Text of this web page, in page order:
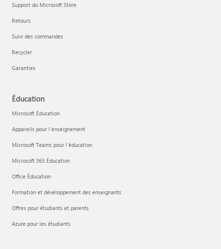
Support du Microsoft Store
Retours
Suivi des commandes
Recycler
Garanties
Éducation
Microsoft Éducation
Appareils pour l’enseignement
Microsoft Teams pour l’éducation
Microsoft 365 Éducation
Office Éducation
Formation et développement des enseignants
Offres pour étudiants et parents
Azure pour les étudiants